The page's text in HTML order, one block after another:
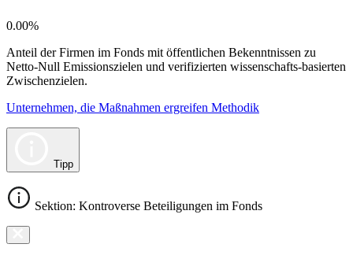
0.00%
Anteil der Firmen im Fonds mit öffentlichen Bekenntnissen zu
Netto-Null Emissionszielen und verifizierten wissenschafts-basierten
Zwischenzielen.
Unternehmen, die Maßnahmen ergreifen Methodik
Tipp
Sektion: Kontroverse Beteiligungen im Fonds